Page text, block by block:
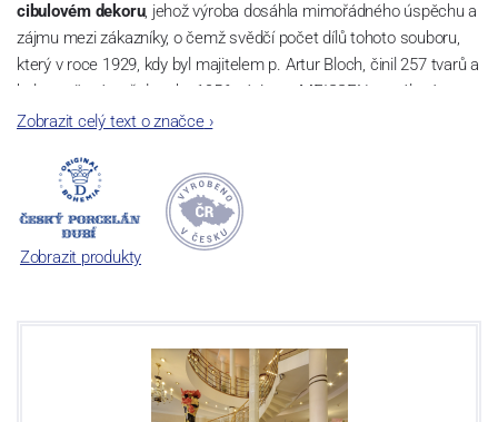
cibulovém dekoru, jehož výroba dosáhla mimořádného úspěchu a
zájmu mezi zákazníky, o čemž svědčí počet dílů tohoto souboru,
který v roce 1929, kdy byl majitelem p. Artur Bloch, činil 257 tvarů a
byl označován až do roku 1956 nápisem MEISSEN v oválovém
rámečku.
Dnes, kdy čtete tento úvod, nese firma název
počet jeho dílů v cibulovém provedení je 850 tvarů. Tyto výrobky
jsou garantovány Asociací sklářského a keramického průmyslu
České republiky jako „
Český výrobek
Zobrazit celý text o značce›
Zobrazit produkty